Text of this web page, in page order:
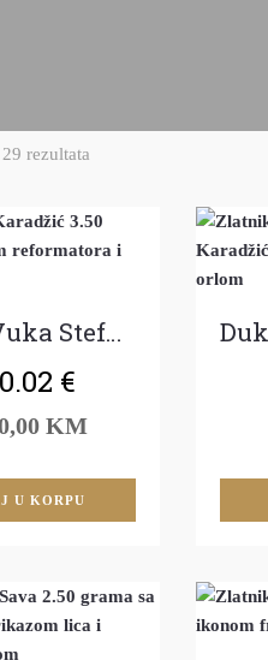
rezultata
Dukat Vuka Stefanovića Karadžića
€
KM
U KORPU